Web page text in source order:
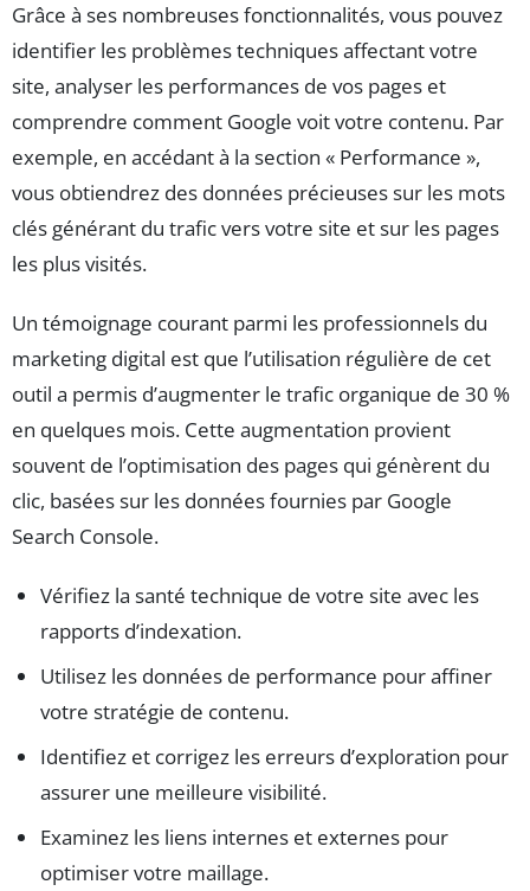
Grâce à ses nombreuses fonctionnalités, vous pouvez
identifier les problèmes techniques affectant votre
site, analyser les performances de vos pages et
comprendre comment Google voit votre contenu. Par
exemple, en accédant à la section « Performance »,
vous obtiendrez des données précieuses sur les mots
clés générant du trafic vers votre site et sur les pages
les plus visités.
Un témoignage courant parmi les professionnels du
marketing digital est que l’utilisation régulière de cet
outil a permis d’augmenter le trafic organique de 30 %
en quelques mois. Cette augmentation provient
souvent de l’optimisation des pages qui génèrent du
clic, basées sur les données fournies par Google
Search Console.
Vérifiez la santé technique de votre site avec les
rapports d’indexation.
Utilisez les données de performance pour affiner
votre stratégie de contenu.
Identifiez et corrigez les erreurs d’exploration pour
assurer une meilleure visibilité.
Examinez les liens internes et externes pour
optimiser votre maillage.